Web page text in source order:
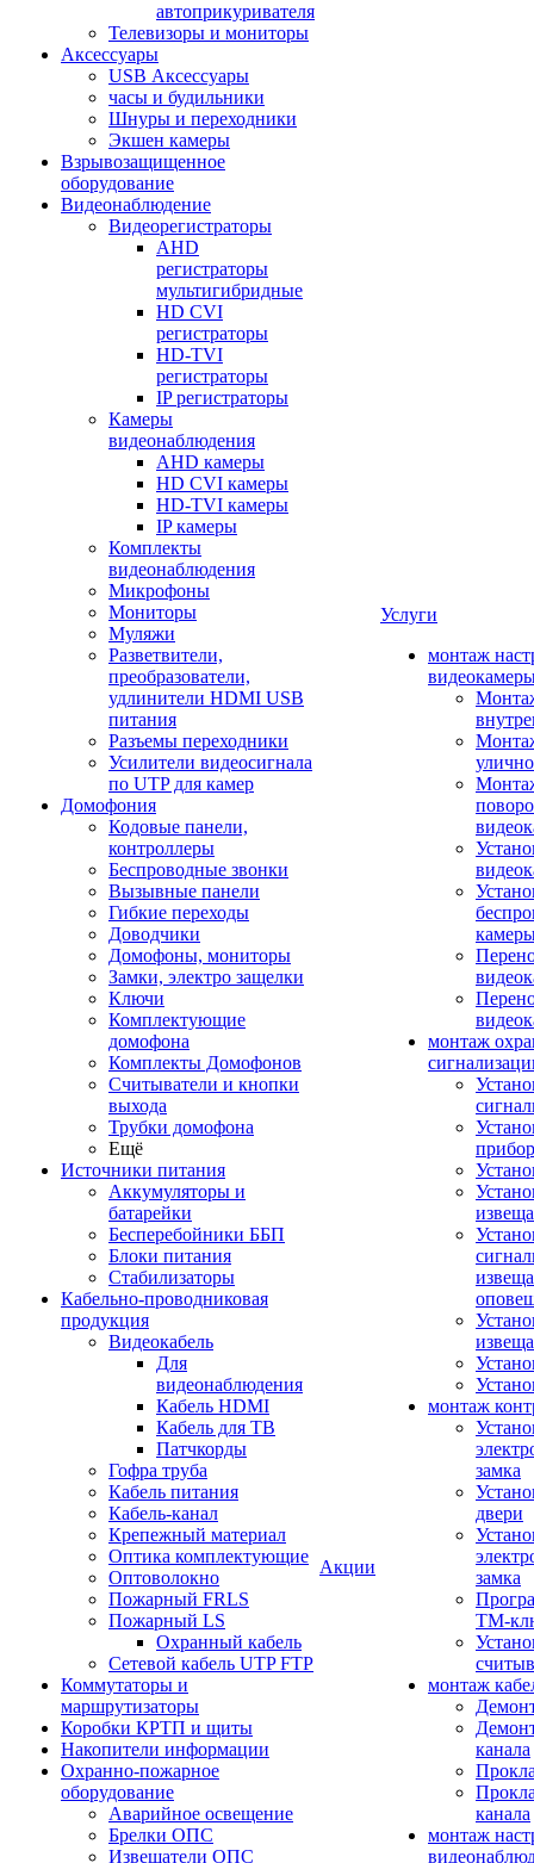
автоприкуривателя
Телевизоры и мониторы
Аксессуары
USB Аксессуары
часы и будильники
Шнуры и переходники
Экшен камеры
Взрывозащищенное
оборудование
Видеонаблюдение
Видеорегистраторы
AHD
регистраторы
мультигибридные
HD CVI
регистраторы
HD-TVI
регистраторы
IP регистраторы
Камеры
видеонаблюдения
AHD камеры
HD CVI камеры
HD-TVI камеры
IP камеры
Комплекты
видеонаблюдения
Микрофоны
Мониторы
Муляжи
Разветвители,
преобразователи,
удлинители HDMI USB
питания
Разъемы переходники
Усилители видеосигнала
по UTP для камер
Домофония
Кодовые панели,
контроллеры
Беспроводные звонки
Вызывные панели
Гибкие переходы
Доводчики
Домофоны, мониторы
Замки, электро защелки
Ключи
Комплектующие
домофона
Комплекты Домофонов
Считыватели и кнопки
выхода
Трубки домофона
Ещё
Источники питания
Аккумуляторы и
батарейки
Бесперебойники ББП
Блоки питания
Стабилизаторы
Кабельно-проводниковая
продукция
Видеокабель
Для
видеонаблюдения
Кабель HDMI
Кабель для ТВ
Патчкорды
Гофра труба
Кабель питания
Кабель-канал
Крепежный материал
Оптика комплектующие
Оптоволокно
Пожарный FRLS
Пожарный LS
Охранный кабель
Сетевой кабель UTP FTP
Коммутаторы и
маршрутизаторы
Коробки КРТП и щиты
Накопители информации
Охранно-пожарное
оборудование
Аварийное освещение
Брелки ОПС
Извещатели ОПС
Акции
Услуги
монтаж
монтаж
монтаж
замка
двери
замка
ТМ-
монтаж
канала
канала
монтаж